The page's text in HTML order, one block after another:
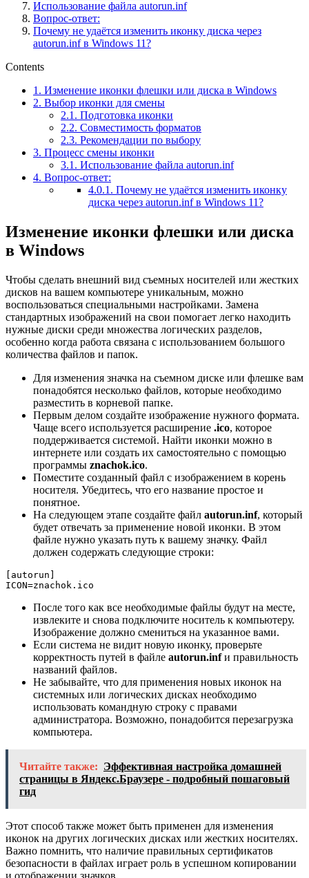
Использование файла autorun.inf
Вопрос-ответ:
Почему не удаётся изменить иконку диска через
autorun.inf в Windows 11?
Contents
1. Изменение иконки флешки или диска в Windows
2. Выбор иконки для смены
2.1. Подготовка иконки
2.2. Совместимость форматов
2.3. Рекомендации по выбору
3. Процесс смены иконки
3.1. Использование файла autorun.inf
4. Вопрос-ответ:
4.0.1. Почему не удаётся изменить иконку
диска через autorun.inf в Windows 11?
Изменение иконки флешки или диска
в Windows
Чтобы сделать внешний вид съемных носителей или жестких
дисков на вашем компьютере уникальным, можно
воспользоваться специальными настройками. Замена
стандартных изображений на свои помогает легко находить
нужные диски среди множества логических разделов,
особенно когда работа связана с использованием большого
количества файлов и папок.
Для изменения значка на съемном диске или флешке вам
понадобятся несколько файлов, которые необходимо
разместить в корневой папке.
Первым делом создайте изображение нужного формата.
Чаще всего используется расширение .ico, которое
поддерживается системой. Найти иконки можно в
интернете или создать их самостоятельно с помощью
программы znachok.ico.
Поместите созданный файл с изображением в корень
носителя. Убедитесь, что его название простое и
понятное.
На следующем этапе создайте файл autorun.inf, который
будет отвечать за применение новой иконки. В этом
файле нужно указать путь к вашему значку. Файл
должен содержать следующие строки:
[autorun]
После того как все необходимые файлы будут на месте,
извлеките и снова подключите носитель к компьютеру.
Изображение должно смениться на указанное вами.
Если система не видит новую иконку, проверьте
корректность путей в файле autorun.infи правильность
названий файлов.
Не забывайте, что для применения новых иконок на
системных или логических дисках необходимо
использовать командную строку с правами
администратора. Возможно, понадобится перезагрузка
компьютера.
Читайте также: Эффективная настройка домашней
страницы в Яндекс.Браузере - подробный пошаговый
гид
Этот способ также может быть применен для изменения
иконок на других логических дисках или жестких носителях.
Важно помнить, что наличие правильных сертификатов
безопасности в файлах играет роль в успешном копировании
и отображении значков.